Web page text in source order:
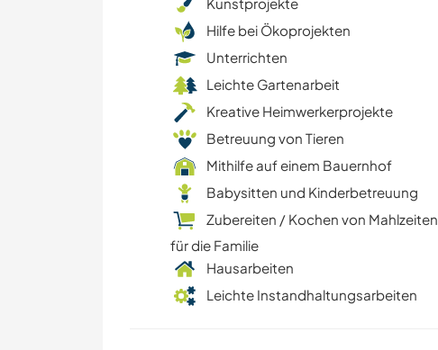
Kunstprojekte
Hilfe bei Ökoprojekten
Unterrichten
Leichte Gartenarbeit
Kreative Heimwerkerprojekte
Betreuung von Tieren
Mithilfe auf einem Bauernhof
Babysitten und Kinderbetreuung
Zubereiten / Kochen von Mahlzeiten
für die Familie
Hausarbeiten
Leichte Instandhaltungsarbeiten